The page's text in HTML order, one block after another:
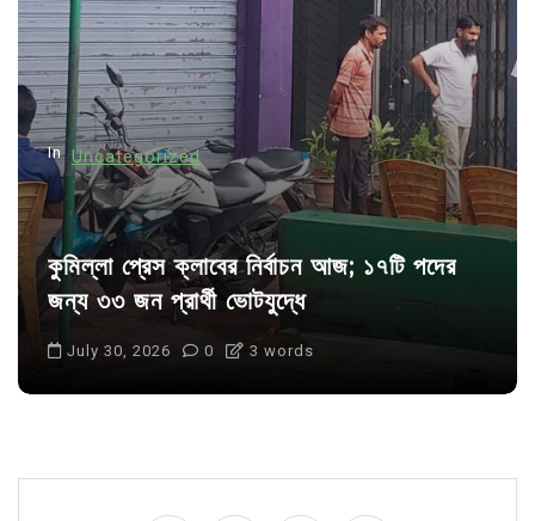
t
i
o
n
In Uncategorized
কুমিল্লা প্রেস ক্লাবের নির্বাচন আজ; ১৭টি পদের
জন্য ৩৩ জন প্রার্থী ভোটযুদ্ধে
July 30, 2026 0 3 words